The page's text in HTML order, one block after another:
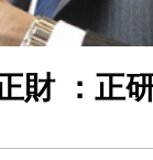
財 ：正